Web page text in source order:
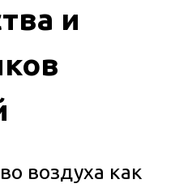
и
воздуха как